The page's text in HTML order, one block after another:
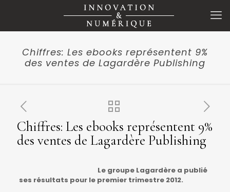
Chiffres: Les ebooks représentent 9%
des ventes de Lagardère Publishing
Chiffres: Les ebooks représentent 9%
des ventes de Lagardère Publishing
Le groupe Lagardère a publié
ses résultats pour le premier trimestre 2012.